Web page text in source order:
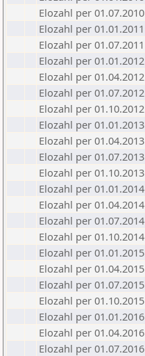
Elozahl per 01.07.2010
Elozahl per 01.01.2011
Elozahl per 01.07.2011
Elozahl per 01.01.2012
Elozahl per 01.04.2012
Elozahl per 01.07.2012
Elozahl per 01.10.2012
Elozahl per 01.01.2013
Elozahl per 01.04.2013
Elozahl per 01.07.2013
Elozahl per 01.10.2013
Elozahl per 01.01.2014
Elozahl per 01.04.2014
Elozahl per 01.07.2014
Elozahl per 01.10.2014
Elozahl per 01.01.2015
Elozahl per 01.04.2015
Elozahl per 01.07.2015
Elozahl per 01.10.2015
Elozahl per 01.01.2016
Elozahl per 01.04.2016
Elozahl per 01.07.2016